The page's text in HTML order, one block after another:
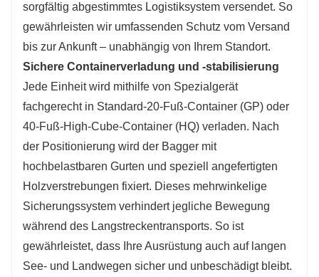
sorgfältig abgestimmtes Logistiksystem versendet. So
gewährleisten wir umfassenden Schutz vom Versand
bis zur Ankunft – unabhängig von Ihrem Standort.
Sichere Containerverladung und -stabilisierung
Jede Einheit wird mithilfe von Spezialgerät
fachgerecht in Standard-20-Fuß-Container (GP) oder
40-Fuß-High-Cube-Container (HQ) verladen. Nach
der Positionierung wird der Bagger mit
hochbelastbaren Gurten und speziell angefertigten
Holzverstrebungen fixiert. Dieses mehrwinkelige
Sicherungssystem verhindert jegliche Bewegung
während des Langstreckentransports. So ist
gewährleistet, dass Ihre Ausrüstung auch auf langen
See- und Landwegen sicher und unbeschädigt bleibt.